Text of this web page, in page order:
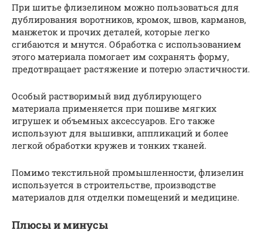
При шитье флизелином можно пользоваться для
дублирования воротников, кромок, швов, карманов,
манжеток и прочих деталей, которые легко
сгибаются и мнутся. Обработка с использованием
этого материала помогает им сохранять форму,
предотвращает растяжение и потерю эластичности.
Особый растворимый вид дублирующего
материала применяется при пошиве мягких
игрушек и объемных аксессуаров. Его также
используют для вышивки, аппликаций и более
легкой обработки кружев и тонких тканей.
Помимо текстильной промышленности, флизелин
используется в строительстве, производстве
материалов для отделки помещений и медицине.
Плюсы и минусы